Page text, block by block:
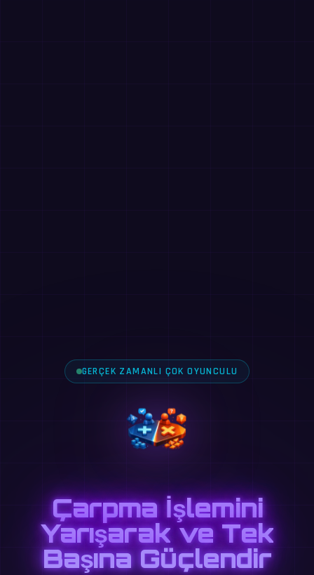
GERÇEK ZAMANLI ÇOK OYUNCULU
Çarpma İşlemini
Yarışarak ve Tek
Başına Güçlendir